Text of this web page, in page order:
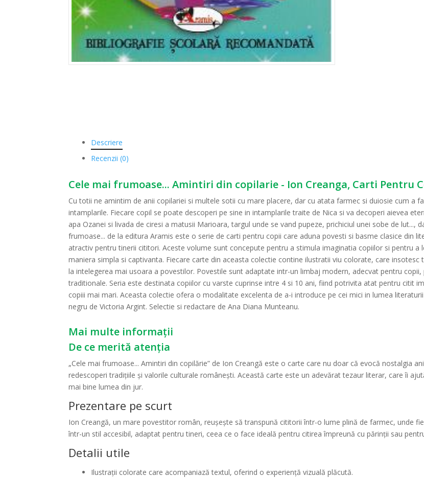
Descriere
Recenzii (0)
Cele mai frumoase... Amintiri din copilarie - Ion Creanga, Carti Pentru
Cu totii ne amintim de anii copilariei si multele sotii cu mare placere, dar cu atata farmec si duiosie cum a
intamplarile. Fiecare copil se poate descoperi pe sine in intamplarile traite de Nica si va decoperi aievea
apa Ozanei si livada de ciresi a matusii Marioara, targul unde se vand pupeze, prichiciul unei sobe de lut...,
frumoase... de la editura Aramis este o serie de carti pentru copii care aduna povesti si basme clasice din
atractiv pentru tinerii cititori. Aceste volume sunt concepute pentru a stimula imaginatia copiilor si pentru
maniera simpla si captivanta. Fiecare carte din aceasta colectie contine ilustratii viu colorate, care
la intelegerea mai usoara a povestilor. Povestile sunt adaptate intr-un limbaj modern, adecvat pentru
traditionale. Seria este destinata copiilor cu varste cuprinse intre 4 si 10 ani, fiind potrivita atat pentru citit
copiii mai mari. Aceasta colectie ofera o modalitate excelenta de a-i introduce pe cei mici in lumea
negru de Victoria Argint. Selectie si redactare de Ana Diana Munteanu.
Mai multe informații
De ce merită atenția
„Cele mai frumoase... Amintiri din copilărie” de Ion Creangă este o carte care nu doar că evocă nostalgia
redescoperi tradițiile și valorile culturale românești. Această carte este un adevărat tezaur literar, care îi
mai bine lumea din jur.
Prezentare pe scurt
Ion Creangă, un mare povestitor român, reușește să transpună cititorii într-o lume plină de farmec, unde
într-un stil accesibil, adaptat pentru tineri, ceea ce o face ideală pentru citirea împreună cu părinții sau
Detalii utile
Ilustrații colorate care acompaniază textul, oferind o experiență vizuală plăcută.